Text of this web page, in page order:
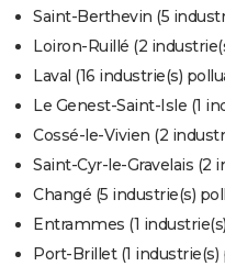
COPAINS D'AVANT
S'inscrire
Se connecter
Lycées
Collèges
Primaires
Universités
Entreprises
Service militaire
Avis de recherche
FORUM
Bricolage
Lifestyle
Culture
Sport
Auto
Television
Voyage
Cinema
Saint-Berthevin (5
Loiron-Ruillé (2
Laval (16 industrie(s)
Le Genest-Saint-Isle (1
Cossé-le-Vivien (2
Saint-Cyr-le-Gravelais (2
Changé (5 industrie(s)
Entrammes (1
Port-Brillet (1 industrie(s)